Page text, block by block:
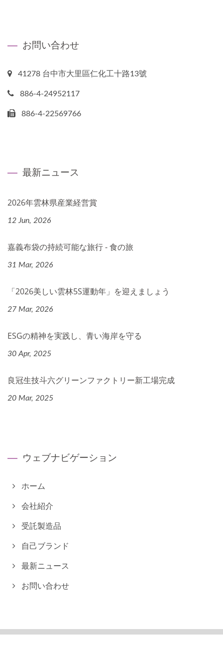
お問い合わせ
41278 台中市大里區仁化工十路13號
886-4-24952117
886-4-22569766
最新ニュース
2026年雲林県産業経営賞
12 Jun, 2026
嘉義布袋の持続可能な旅行 - 食の旅
31 Mar, 2026
「2026美しい雲林5S運動年」を迎えましょう
27 Mar, 2026
ESGの精神を実践し、青い海岸を守る
30 Apr, 2025
良冠生技斗六グリーンファクトリー新工場完成
20 Mar, 2025
ウェブナビゲーション
ホーム
会社紹介
受託製造品
自己ブランド
最新ニュース
お問い合わせ